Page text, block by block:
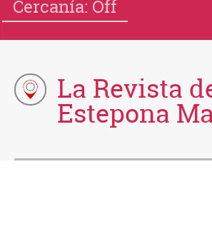
Cercanía: Off
La Revista
Estepona